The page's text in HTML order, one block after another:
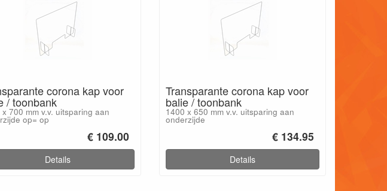
corona kap voor
/ toonbank
x 700 mm v.v. uitsparing aan
op= op
€ 109.00
Details
Transparante corona kap voor
balie / toonbank
1400 x 650 mm v.v. uitsparing aan
onderzijde
€ 134.95
Details